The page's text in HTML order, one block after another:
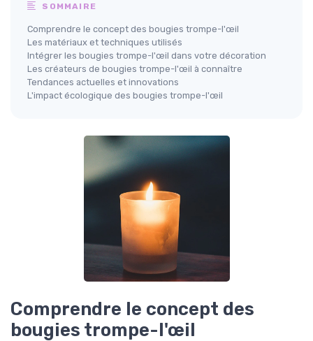
SOMMAIRE
Comprendre le concept des bougies trompe-l'œil
Les matériaux et techniques utilisés
Intégrer les bougies trompe-l'œil dans votre décoration
Les créateurs de bougies trompe-l'œil à connaître
Tendances actuelles et innovations
L'impact écologique des bougies trompe-l'œil
Comprendre le concept des
bougies trompe-l'œil